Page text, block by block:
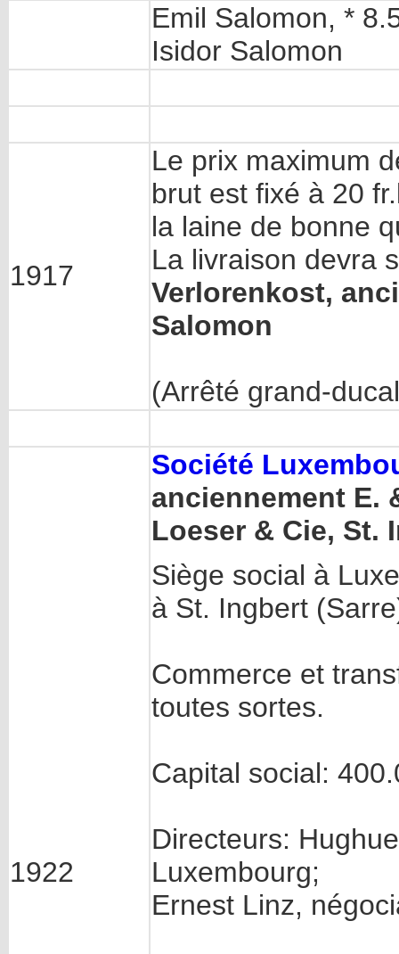
Emil Salomon, *
Isidor Salomon
1917
Le prix maximum
brut est fixé à 20
la laine de bonne
La livraison devra
Verlorenkost,
Salomon
(Arrêté grand-
1922
Société
anciennement E.
Loeser & Cie, St.
Siège social à
à St. Ingbert
Commerce et
toutes sortes.
Capital social:
Directeurs:
Luxembourg;
Ernest Linz,